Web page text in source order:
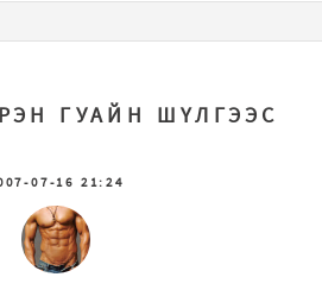
ГУАЙН ШҮЛГЭЭС
07-16 21:24